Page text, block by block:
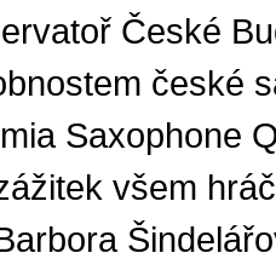
České
české
Saxophone
všem